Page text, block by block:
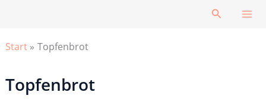
Suchen
Start Topfenbrot
Topfenbrot